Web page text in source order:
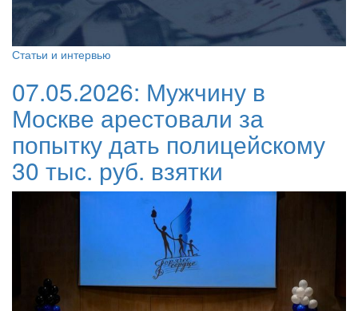
Статьи и интервью
07.05.2026: Мужчину в
Москве арестовали за
попытку дать полицейскому
30 тыс. руб. взятки